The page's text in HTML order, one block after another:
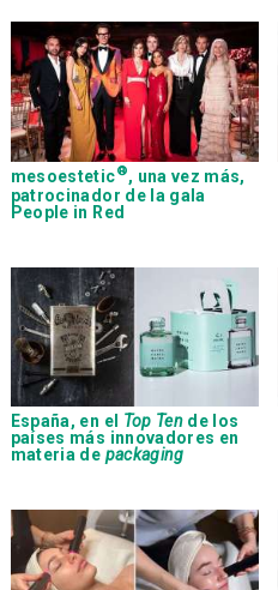
mesoestetic®, una vez más,
patrocinador de la gala
People in Red
España, en el Top Ten de los
países más innovadores en
materia de packaging